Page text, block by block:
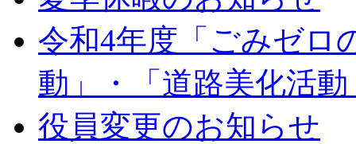
令和4年度「ごみゼロ
動」・「道路美化活動
役員変更のお知らせ